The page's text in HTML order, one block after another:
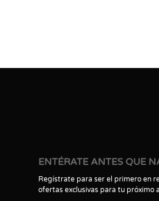
ENTÉRATE ANTES QUE
Regístrate para ser el primero en
ofertas exclusivas para tu próximo